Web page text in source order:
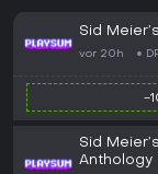
Sid
vor 20h
-
Sid
Anthology